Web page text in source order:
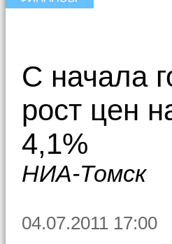
С начала
рост цен
4,1%
НИА-Томск
04.07.2011 17:00